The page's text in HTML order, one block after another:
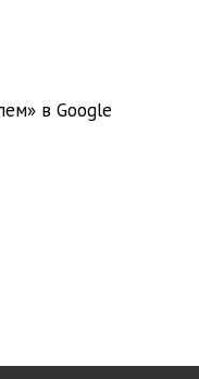
в Google